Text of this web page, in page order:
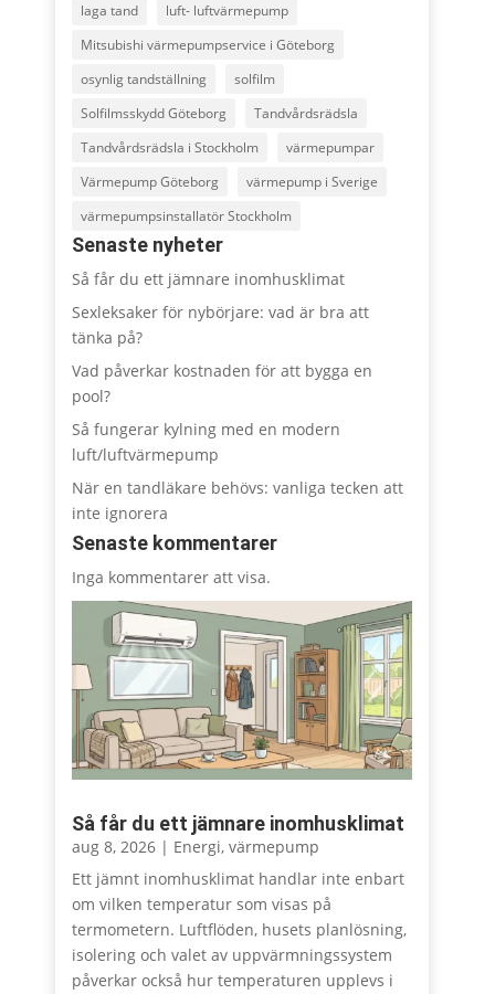
laga tand
luft- luftvärmepump
Mitsubishi värmepumpservice i Göteborg
osynlig tandställning
solfilm
Solfilmsskydd Göteborg
Tandvårdsrädsla
Tandvårdsrädsla i Stockholm
värmepumpar
Värmepump Göteborg
värmepump i Sverige
värmepumpsinstallatör Stockholm
Senaste nyheter
Så får du ett jämnare inomhusklimat
Sexleksaker för nybörjare: vad är bra att
tänka på?
Vad påverkar kostnaden för att bygga en
pool?
Så fungerar kylning med en modern
luft/luftvärmepump
När en tandläkare behövs: vanliga tecken att
inte ignorera
Senaste kommentarer
Inga kommentarer att visa.
Så får du ett jämnare inomhusklimat
aug 8, 2026| Energi, värmepump
Ett jämnt inomhusklimat handlar inte enbart
om vilken temperatur som visas på
termometern. Luftflöden, husets planlösning,
isolering och valet av uppvärmningssystem
påverkar också hur temperaturen upplevs i